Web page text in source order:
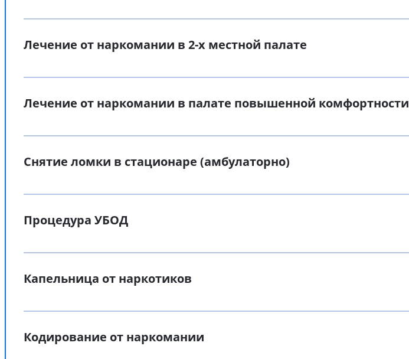
Лечение от наркомании в 2-х местной палате
Лечение от наркомании в палате повышенной комфортности
Снятие ломки в стационаре (амбулаторно)
Процедура УБОД
Капельница от наркотиков
Кодирование от наркомании